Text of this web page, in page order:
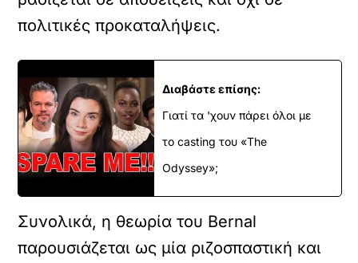
πολιτικές προκαταλήψεις.
Διαβάστε επίσης:
Γιατί τα 'χουν πάρει όλοι με
το casting του «The
Odyssey»;
Συνολικά, η θεωρία του Bernal
παρουσιάζεται ως μία ριζοσπαστική και